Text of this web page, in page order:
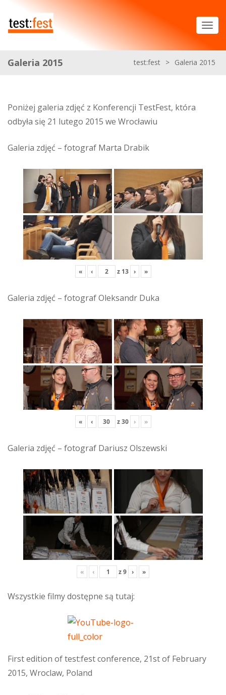
Galeria 2015 test:fest > Galeria 2015
Poniżej galeria zdjęć z Konferencji TestFest, która
odbyła się 21 lutego 2015 we Wrocławiu
Galeria zdjęć – fotograf Marta Drabik
« ‹ z 13 › »
Galeria zdjęć – fotograf Oleksandr Duka
« ‹ z30 › »
Galeria zdjęć – fotograf Dariusz Olszewski
« ‹ z9 › »
Wszystkie filmy dostępne są tutaj:
First edition of test:fest conference, 21st of February
2015, Wroclaw, Poland